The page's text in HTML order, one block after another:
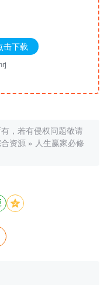
击下载
，若有侵权问题敬请
资源 » 人生赢家必修
